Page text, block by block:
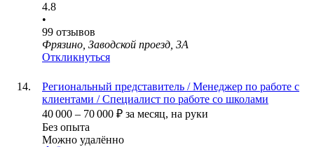
4.8
•
99 отзывов
Фрязино, Заводской проезд, 3А
Откликнуться
Региональный представитель / Менеджер по работе с
клиентами / Специалист по работе со школами
40 000 – 70 000 ₽ за месяц, на руки
Без опыта
Можно удалённо